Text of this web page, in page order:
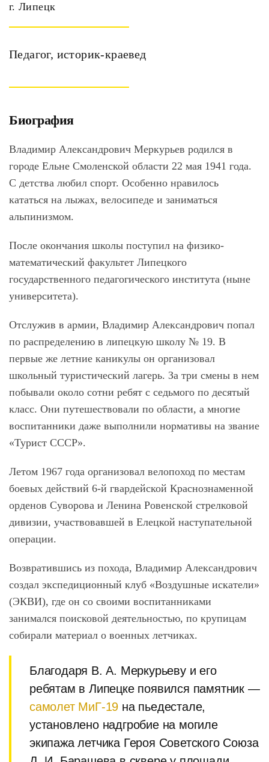
Педагог, историк-краевед
Биография
Владимир Александрович Меркурьев родился в
городе Ельне Смоленской области 22 мая 1941 года.
С детства любил спорт. Особенно нравилось
кататься на лыжах, велосипеде и заниматься
альпинизмом.
После окончания школы поступил на физико-
математический факультет Липецкого
государственного педагогического института (ныне
университета).
Отслужив в армии, Владимир Александрович попал
по распределению в липецкую школу № 19. В
первые же летние каникулы он организовал
школьный туристический лагерь. За три смены в нем
побывали около сотни ребят с седьмого по десятый
класс. Они путешествовали по области, а многие
воспитанники даже выполнили нормативы на звание
«Турист СССР».
Летом 1967 года организовал велопоход по местам
боевых действий 6-й гвардейской Краснознаменной
орденов Суворова и Ленина Ровенской стрелковой
дивизии, участвовавшей в Елецкой наступательной
операции.
Возвратившись из похода, Владимир Александрович
создал экспедиционный клуб «Воздушные искатели»
(ЭКВИ), где он со своими воспитанниками
занимался поисковой деятельностью, по крупицам
собирали материал о военных летчиках.
Благодаря В. А. Меркурьеву и его
ребятам в Липецке появился памятник —
самолет МиГ-19 на пьедестале,
установлено надгробие на могиле
экипажа летчика Героя Советского Союза
г. Липецк